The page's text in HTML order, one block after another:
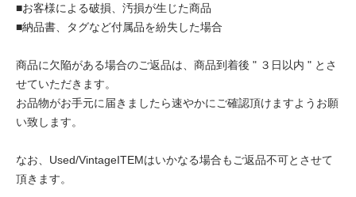
■お客様による破損、汚損が生じた商品
■納品書、タグなど付属品を紛失した場合
商品に欠陥がある場合のご返品は、商品到着後 " ３日以内 " とさ
せていただきます。
お品物がお手元に届きましたら速やかにご確認頂けますようお願
い致します。
なお、Used/VintageITEMはいかなる場合もご返品不可とさせて
頂きます。